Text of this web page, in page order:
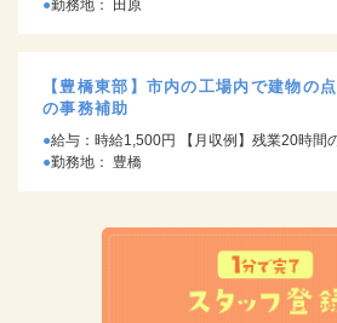
勤務地： 田原
【豊橋東部】市内の工場内で建物の
の事務補助
給与：時給1,500円 【月収例】残業20時間の場合 総支給 約27万円（1,500円
勤務地： 豊橋